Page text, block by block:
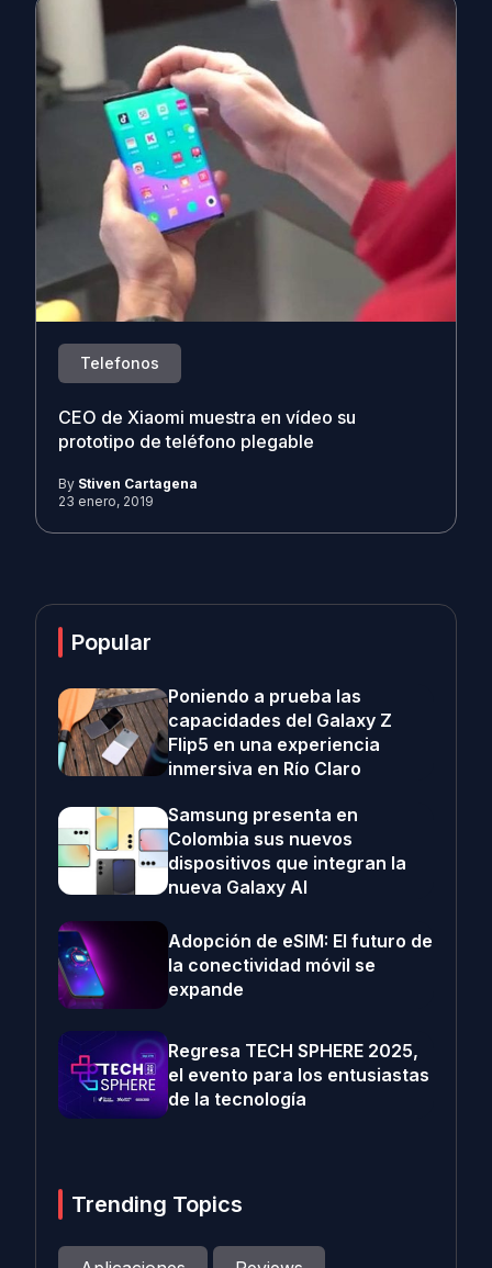
Telefonos
CEO de Xiaomi muestra en vídeo su
prototipo de teléfono plegable
By Stiven Cartagena
23 enero, 2019
Popular
Poniendo a prueba las
capacidades del Galaxy Z
Flip5 en una experiencia
inmersiva en Río Claro
Samsung presenta en
Colombia sus nuevos
dispositivos que integran la
nueva Galaxy AI
Adopción de eSIM: El futuro de
la conectividad móvil se
expande
Regresa TECH SPHERE 2025,
el evento para los entusiastas
de la tecnología
Trending Topics